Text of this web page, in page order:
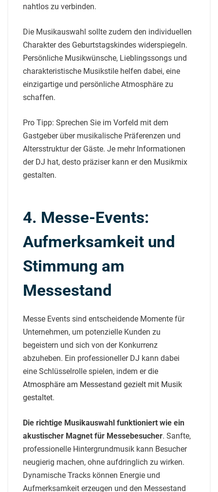
nahtlos zu verbinden.
Die Musikauswahl sollte zudem den individuellen
Charakter des Geburtstagskindes widerspiegeln.
Persönliche Musikwünsche, Lieblingssongs und
charakteristische Musikstile helfen dabei, eine
einzigartige und persönliche Atmosphäre zu
schaffen.
Pro Tipp: Sprechen Sie im Vorfeld mit dem
Gastgeber über musikalische Präferenzen und
Altersstruktur der Gäste. Je mehr Informationen
der DJ hat, desto präziser kann er den Musikmix
gestalten.
4. Messe-Events:
Aufmerksamkeit und
Stimmung am
Messestand
Messe Events sind entscheidende Momente für
Unternehmen, um potenzielle Kunden zu
begeistern und sich von der Konkurrenz
abzuheben. Ein professioneller DJ kann dabei
eine Schlüsselrolle spielen, indem erdie
Atmosphäre am Messestand gezielt mit Musik
gestaltet.
Die richtige Musikauswahl funktioniert wie ein
akustischer Magnet für Messebesucher. Sanfte,
professionelle Hintergrundmusik kann Besucher
neugierig machen, ohne aufdringlich zu wirken.
Dynamische Tracks können Energie und
Aufmerksamkeit erzeugen und den Messestand